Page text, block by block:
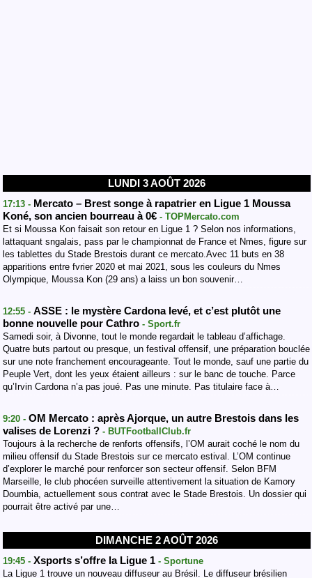
LUNDI 3 AOÛT 2026
17:13 - Mercato – Brest songe à rapatrier en Ligue 1 Moussa
Koné, son ancien bourreau à 0€ - TOPMercato.com
Et si Moussa Kon faisait son retour en Ligue 1 ? Selon nos informations,
lattaquant sngalais, pass par le championnat de France et Nmes, figure sur
les tablettes du Stade Brestois durant ce mercato.Avec 11 buts en 38
apparitions entre fvrier 2020 et mai 2021, sous les couleurs du Nmes
Olympique, Moussa Kon (29 ans) a laiss un bon souvenir…
12:55 - ASSE : le mystère Cardona levé, et c’est plutôt une
bonne nouvelle pour Cathro - Sport.fr
Samedi soir, à Divonne, tout le monde regardait le tableau d’affichage.
Quatre buts partout ou presque, un festival offensif, une préparation bouclée
sur une note franchement encourageante. Tout le monde, sauf une partie du
Peuple Vert, dont les yeux étaient ailleurs : sur le banc de touche. Parce
qu’Irvin Cardona n’a pas joué. Pas une minute. Pas titulaire face à…
9:20 - OM Mercato : après Ajorque, un autre Brestois dans les
valises de Lorenzi ? - BUTFootballClub.fr
Toujours à la recherche de renforts offensifs, l’OM aurait coché le nom du
milieu offensif du Stade Brestois sur ce mercato estival. L’OM continue
d’explorer le marché pour renforcer son secteur offensif. Selon BFM
Marseille, le club phocéen surveille attentivement la situation de Kamory
Doumbia, actuellement sous contrat avec le Stade Brestois. Un dossier qui
pourrait être activé par une…
DIMANCHE 2 AOÛT 2026
19:45 - Xsports s’offre la Ligue 1 - Sportune
La Ligue 1 trouve un nouveau diffuseur au Brésil. Le diffuseur brésilien